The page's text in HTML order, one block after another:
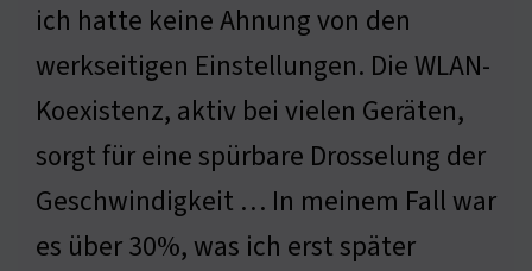
ich hatte keine Ahnung von den
werkseitigen Einstellungen. Die WLAN-
Koexistenz, aktiv bei vielen Geräten,
sorgt für eine spürbare Drosselung der
Geschwindigkeit … In meinem Fall war
es über 30%, was ich erst später